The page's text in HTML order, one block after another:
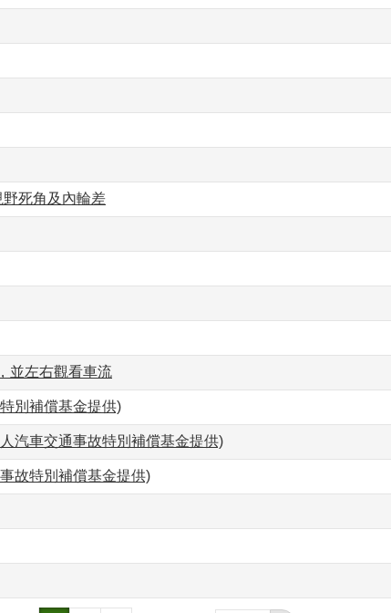
死角及內輪差
並左右觀看車流
別補償基金提供)
汽車交通事故特別補償基金提供)
故特別補償基金提供)